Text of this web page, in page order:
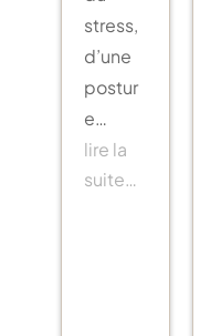
stress,
d’une
postur
e…
lire la
suite…